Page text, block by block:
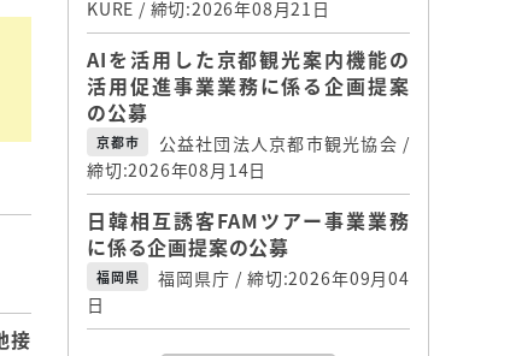
接
KURE / 締切:2026年08月21日
AIを活用した京都観光案内機能の
活用促進事業業務に係る企画提案
の公募
京都市
公益社団法人京都市観光協会 /
締切:2026年08月14日
日韓相互誘客FAMツアー事業業務
に係る企画提案の公募
福岡県
福岡県庁 / 締切:2026年09月04
日